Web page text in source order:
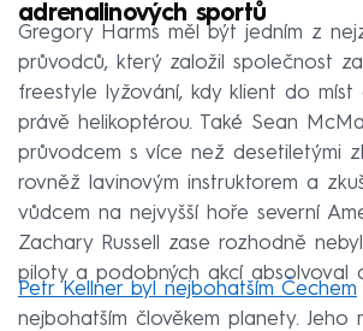
adrenalinových sportů
Gregory Harms měl být jedním z
průvodců, který založil společnost
freestyle lyžování, kdy klient do míst
právě helikoptérou. Také Sean
průvodcem s více než desetiletými
rovněž lavinovým instruktorem a
vůdcem na nejvyšší hoře severní
Zachary Russell zase rozhodně
piloty a podobných akcí absolvoval
Petr Kellner byl nejbohatším Čechem
nejbohatším člověkem planety. Jeho